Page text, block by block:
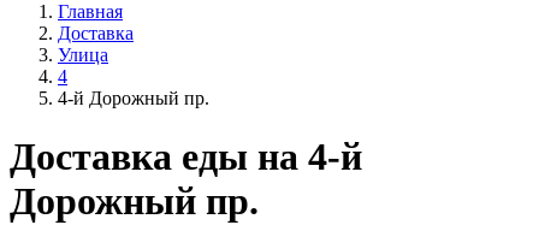
Главная
Доставка
Улица
4
4-й Дорожный пр.
Доставка еды на 4-й
Дорожный пр.